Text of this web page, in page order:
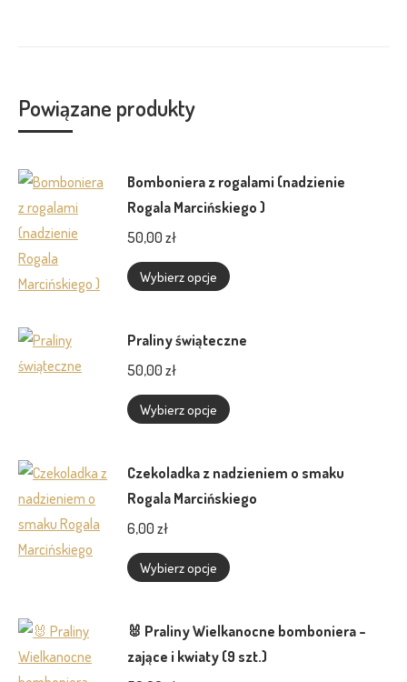
Powiązane produkty
Bomboniera z rogalami (nadzienie
Rogala Marcińskiego )
50,00 zł
Wybierz opcje
Ten
wiele
Opcje
na
stronie
Praliny świąteczne
50,00 zł
Wybierz opcje
Ten
wiele
wariantów.
można
stronie
produktu
Czekoladka z nadzieniem o smaku
Rogala Marcińskiego
6,00 zł
Wybierz opcje
Ten
wiele
wariantów.
🐰 Praliny Wielkanocne bomboniera –
zające i kwiaty (9 szt.)